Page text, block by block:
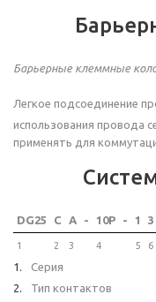
Барьерные клеммные
Легкое подсоединение
использования провода
применять для
DG25 C A - 10P - 1 3
1 2 3 4 5 6
Серия
Тип контактов